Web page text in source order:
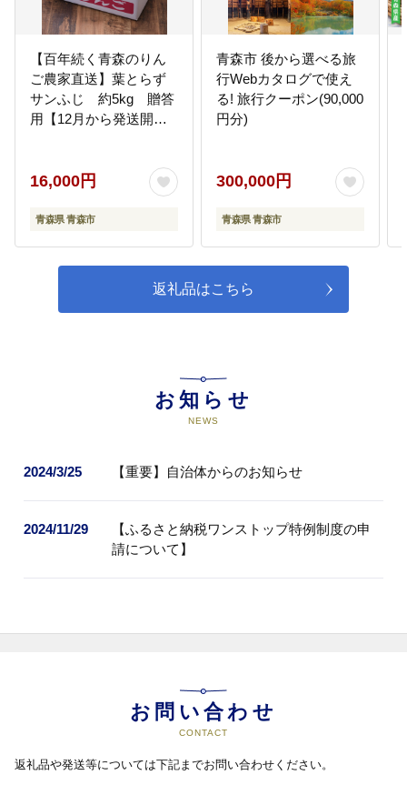
市民病院・浪岡病院における医療
の充実などの事業
10
【福祉】高齢者、障がい者、支援
が必要な人を支える地域共生社会
者や障がい者など支援が必要な人
を支える体制づくり、地域福祉を
推進する基盤整備などの事業
【市民のくらし】女性活躍！女性
が生き生きと働き続けられるため
【防災】災害時に命を守る地域防
するための環境整備、自主防災組
などの事業
強い持続可能な都市づくりなど
事業
【市営バス】便利で安全な交通ネ
ットワークの充実など
バス待ち・乗車環境の整備、バス
た運行体制の構築などの事業
【百年続く青森のりん
ご農家直送】葉とらず
サンふじ 約5kg 贈答
用【12月から発送開
16,000円
青森県 青森市
青森市 後から選べる旅
行Webカタログで使え
る! 旅行クーポン(90,000
円分)
300,000円
青森県 青森市
返礼品はこちら
お知らせ
NEWS
2024/3/25 【重要】自治体からのお知らせ
2024/11/29
【ふるさと納税ワンストップ特例制度の申
請について】
お問い合わせ
CONTACT
返礼品や発送等については下記までお問い合わせください。